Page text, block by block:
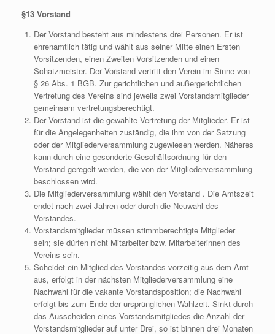
§13 Vorstand
Der Vorstand besteht aus mindestens drei Personen. Er ist
ehrenamtlich tätig und wählt aus seiner Mitte einen Ersten
Vorsitzenden, einen Zweiten Vorsitzenden und einen
Schatzmeister. Der Vorstand vertritt den Verein im Sinne von
§ 26 Abs. 1 BGB. Zur gerichtlichen und außergerichtlichen
Vertretung des Vereins sind jeweils zwei Vorstandsmitglieder
gemeinsam vertretungsberechtigt.
Der Vorstand ist die gewählte Vertretung der Mitglieder. Er ist
für die Angelegenheiten zuständig, die ihm von der Satzung
oder der Mitgliederversammlung zugewiesen werden. Näheres
kann durch eine gesonderte Geschäftsordnung für den
Vorstand geregelt werden, die von der Mitgliederversammlung
beschlossen wird.
Die Mitgliederversammlung wählt den Vorstand . Die Amtszeit
endet nach zwei Jahren oder durch die Neuwahl des
Vorstandes.
Vorstandsmitglieder müssen stimmberechtigte Mitglieder
sein; sie dürfen nicht Mitarbeiter bzw. Mitarbeiterinnen des
Vereins sein.
Scheidet ein Mitglied des Vorstandes vorzeitig aus dem Amt
aus, erfolgt in der nächsten Mitgliederversammlung eine
Nachwahl für die vakante Vorstandsposition; die Nachwahl
erfolgt bis zum Ende der ursprünglichen Wahlzeit. Sinkt durch
das Ausscheiden eines Vorstandsmitgliedes die Anzahl der
Vorstandsmitglieder auf unter Drei, so ist binnen drei Monaten